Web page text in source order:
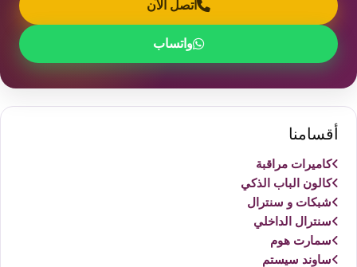
اتصل الآن
واتساب
أقسامنا
كاميرات مراقبة
كالون الباب الذكي
شبكات و سنترال
سنترال الداخلي
سمارت هوم
ساوند سيستم